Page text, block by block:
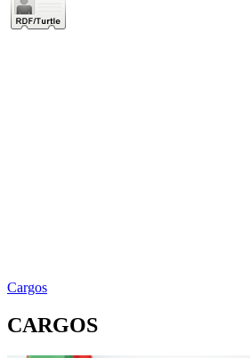
Cargos
CARGOS